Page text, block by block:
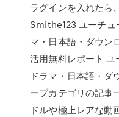
ラグインを入れたら
Smithe123 ユーチュ
マ・日本語・ダウ
活用無料レポート ユ
ドラマ・日本語・ダ
ーブカテゴリの記事
ドルや極上レアな動